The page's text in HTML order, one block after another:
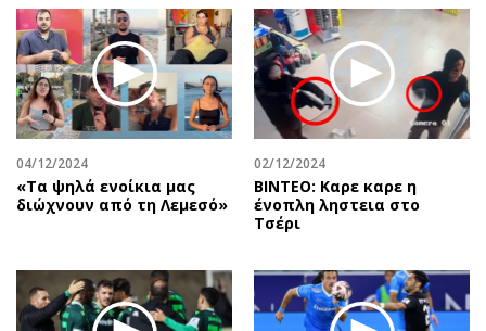
04/12/2024
«Τα ψηλά ενοίκια μας
διώχνουν από τη Λεμεσό»
02/12/2024
ΒΙΝΤΕΟ: Καρε καρε η
ένοπλη ληστεια στο
Τσέρι